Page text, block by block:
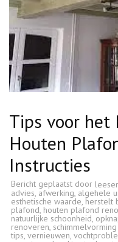
Tips voor het
Houten
Instructies
Bericht geplaatst door
advies, afwerking, algehele
esthetische waarde, herstelt
plafond, houten plafond
natuurlijke schoonheid,
renoveren,
tips, vernieuwen,